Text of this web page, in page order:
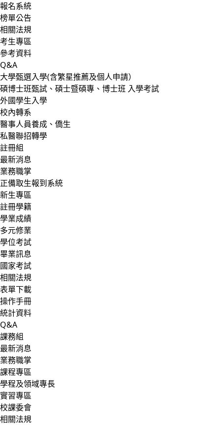
報名系統
榜單公告
相關法規
考生專區
參考資料
Q&A
大學甄選入學(含繁星推薦及個人申請）
碩博士班甄試、碩士暨碩專、博士班 入學考試
外國學生入學
校內轉系
醫事人員養成、僑生
私醫聯招轉學
註冊組
最新消息
業務職掌
正備取生報到系統
新生專區
註冊學籍
學業成績
多元修業
學位考試
畢業訊息
國家考試
相關法規
表單下載
操作手冊
統計資料
Q&A
課務組
最新消息
業務職掌
課程專區
學程及領域專長
實習專區
校課委會
相關法規